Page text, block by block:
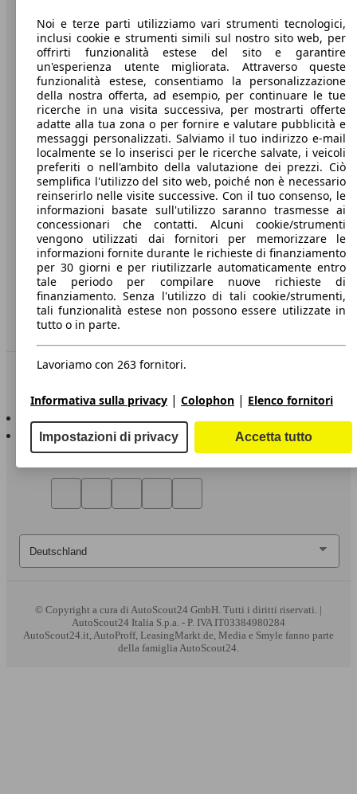
Benvenuti su AutoScout24, il mercato auto europeo.
Società
A proposito di AutoScout24
Stampa
Media
Condizioni generali
Informazioni
Privacy
Dichiarazione di Accessibilità
Servizi
Area rivenditori
Sempre con te
AutoScout24 per Android
© Copyright a cura di AutoScout24 GmbH. Tutti i diritti riservati. |
AutoScout24 Italia S.p.a. - P. IVA IT03384980284
AutoScout24.it, AutoProff, LeasingMarkt.de, Media e Smyle fanno parte
della famiglia AutoScout24.
Noi e terze parti utilizziamo vari strumenti tecnologici,
inclusi cookie e strumenti simili sul nostro sito web, per
offrirti funzionalità estese del sito e garantire
un'esperienza utente migliorata. Attraverso queste
funzionalità estese, consentiamo la personalizzazione
della nostra offerta, ad esempio, per continuare le tue
ricerche in una visita successiva, per mostrarti offerte
adatte alla tua zona o per fornire e valutare pubblicità e
messaggi personalizzati. Salviamo il tuo indirizzo e-mail
localmente se lo inserisci per le ricerche salvate, i veicoli
preferiti o nell'ambito della valutazione dei prezzi. Ciò
semplifica l'utilizzo del sito web, poiché non è necessario
reinserirlo nelle visite successive. Con il tuo consenso, le
informazioni basate sull'utilizzo saranno trasmesse ai
concessionari che contatti. Alcuni cookie/strumenti
vengono utilizzati dai fornitori per memorizzare le
informazioni fornite durante le richieste di finanziamento
per 30 giorni e per riutilizzarle automaticamente entro
tale periodo per compilare nuove richieste di
finanziamento. Senza l'utilizzo di tali cookie/strumenti,
tali funzionalità estese non possono essere utilizzate in
tutto o in parte.
Lavoriamo con 263 fornitori.
Informativa sulla privacy | Colophon | Elenco fornitori
Impostazioni di privacy Accetta tutto